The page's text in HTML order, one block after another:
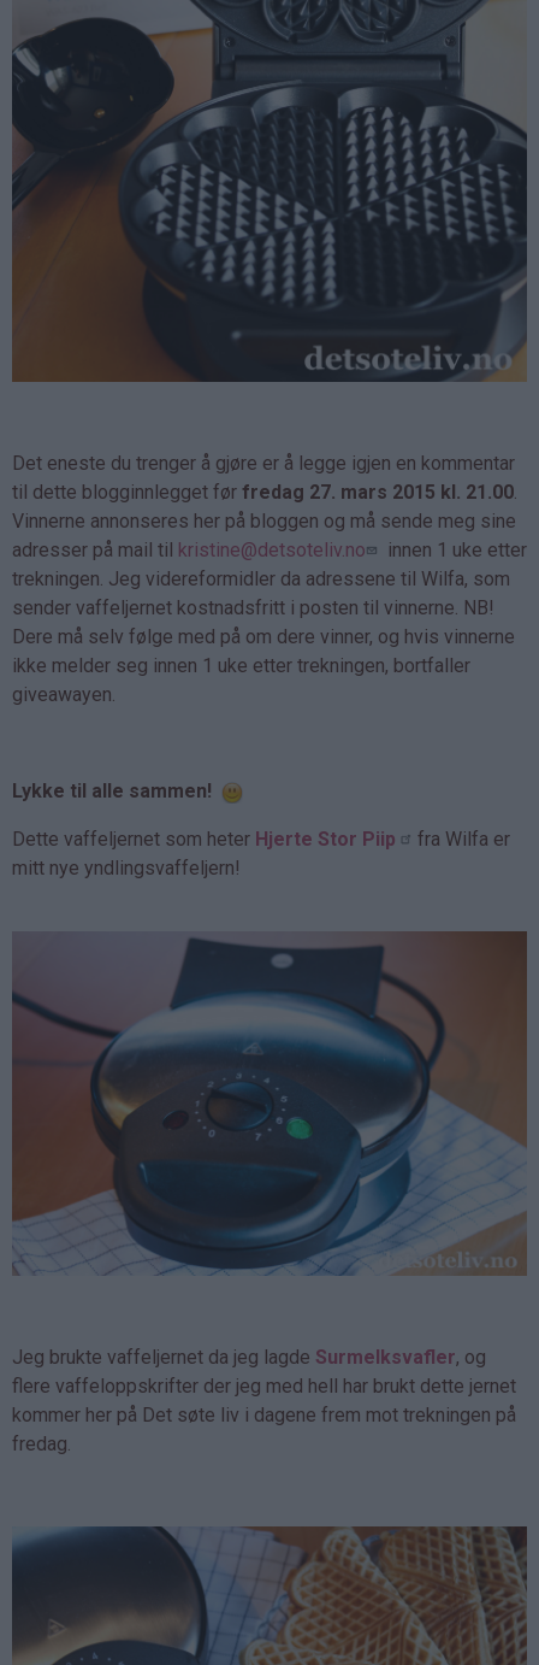
Det eneste du trenger å gjøre er å legge igjen en kommentar
til dette blogginnlegget før fredag 27. mars 2015 kl. 21.00.
Vinnerne annonseres her på bloggen og må sende meg sine
adresser på mail til kristine@detsoteliv.no
innen 1 uke etter
trekningen. Jeg videreformidler da adressene til Wilfa, som
sender vaffeljernet kostnadsfritt i posten til vinnerne. NB!
Dere må selv følge med på om dere vinner, og hvis vinnerne
ikke melder seg innen 1 uke etter trekningen, bortfaller
giveawayen.
Lykke til alle sammen!
Dette vaffeljernet som heter Hjerte Stor Piip
fra Wilfa er
mitt nye yndlingsvaffeljern!
Jeg brukte vaffeljernet da jeg lagde Surmelksvafler, og
flere vaffeloppskrifter der jeg med hell har brukt dette jernet
kommer her på Det søte liv i dagene frem mot trekningen på
fredag.